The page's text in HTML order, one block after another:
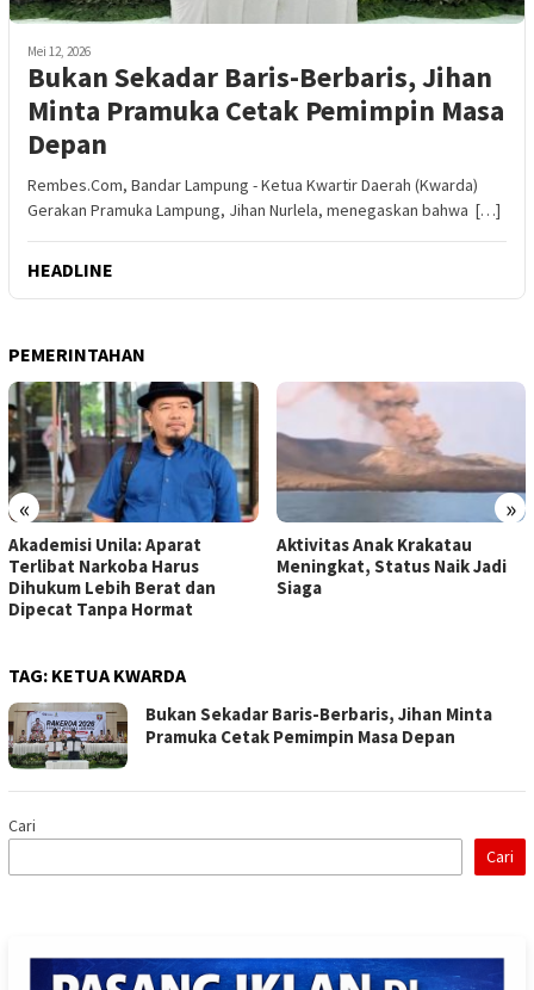
Mei 12, 2026
Bukan Sekadar Baris-Berbaris, Jihan
Minta Pramuka Cetak Pemimpin Masa
Depan
Rembes.Com, Bandar Lampung - Ketua Kwartir Daerah (Kwarda)
Gerakan Pramuka Lampung, Jihan Nurlela, menegaskan bahwa […]
HEADLINE
PEMERINTAHAN
« »
Akademisi Unila: Aparat
Terlibat Narkoba Harus
Dihukum Lebih Berat dan
Dipecat Tanpa Hormat
Aktivitas Anak Krakatau
Meningkat, Status Naik Jadi
Siaga
TAG: KETUA KWARDA
Bukan Sekadar Baris-Berbaris, Jihan Minta
Pramuka Cetak Pemimpin Masa Depan
Cari
Cari